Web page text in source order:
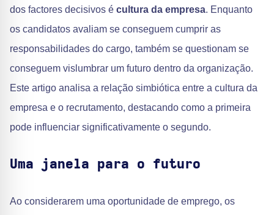
dos factores decisivos é cultura da empresa. Enquanto
os candidatos avaliam se conseguem cumprir as
responsabilidades do cargo, também se questionam se
conseguem vislumbrar um futuro dentro da organização.
Este artigo analisa a relação simbiótica entre a cultura da
empresa e o recrutamento, destacando como a primeira
pode influenciar significativamente o segundo.
Uma janela para o futuro
Ao considerarem uma oportunidade de emprego, os